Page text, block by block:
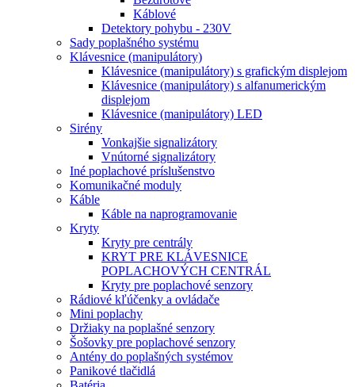
Káblové
Detektory pohybu - 230V
Sady poplašného systému
Klávesnice (manipulátory)
Klávesnice (manipulátory) s grafickým displejom
Klávesnice (manipulátory) s alfanumerickým
displejom
Klávesnice (manipulátory) LED
Sirény
Vonkajšie signalizátory
Vnútorné signalizátory
Iné poplachové príslušenstvo
Komunikačné moduly
Káble
Káble na naprogramovanie
Kryty
Kryty pre centrály
KRYT PRE KLÁVESNICE
POPLACHOVÝCH CENTRÁL
Kryty pre poplachové senzory
Rádiové kľúčenky a ovládače
Mini poplachy
Držiaky na poplašné senzory
Šošovky pre poplachové senzory
Antény do poplašných systémov
Panikové tlačidlá